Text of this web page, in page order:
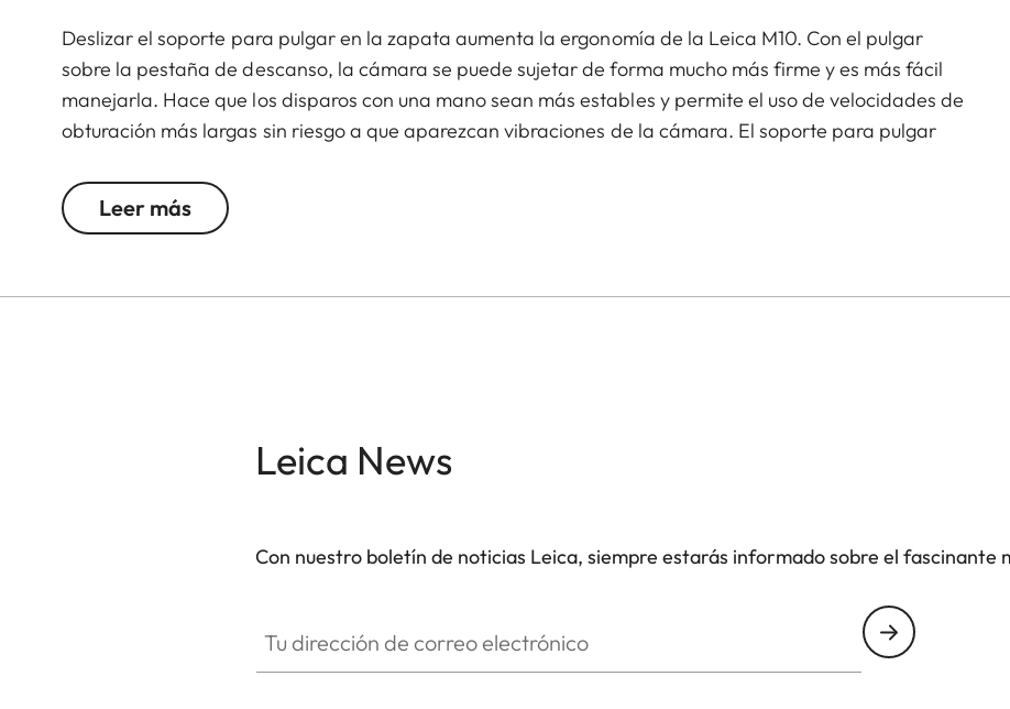
Deslizar el soporte para pulgar en la zapata aumenta la ergonomía de la Leica M10. Con el pulgar
sobre la pestaña de descanso, la cámara se puede sujetar de forma mucho más firme y es más fácil
manejarla. Hace que los disparos con una mano sean más estables y permite el uso de velocidades de
obturación más largas sin riesgo a que aparezcan vibraciones de la cámara. El soporte para pulgar
incorporado, se funde con la cámara en una unidad visual.
Leer más
Leica News
Con nuestro boletín de noticias Leica, siempre estarás informado sobre el fascinante